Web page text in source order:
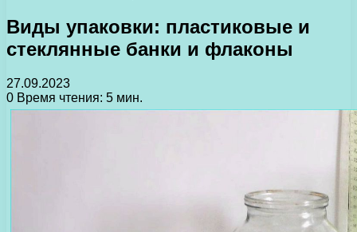
Виды упаковки: пластиковые и
стеклянные банки и флаконы
27.09.2023
0 Время чтения: 5 мин.